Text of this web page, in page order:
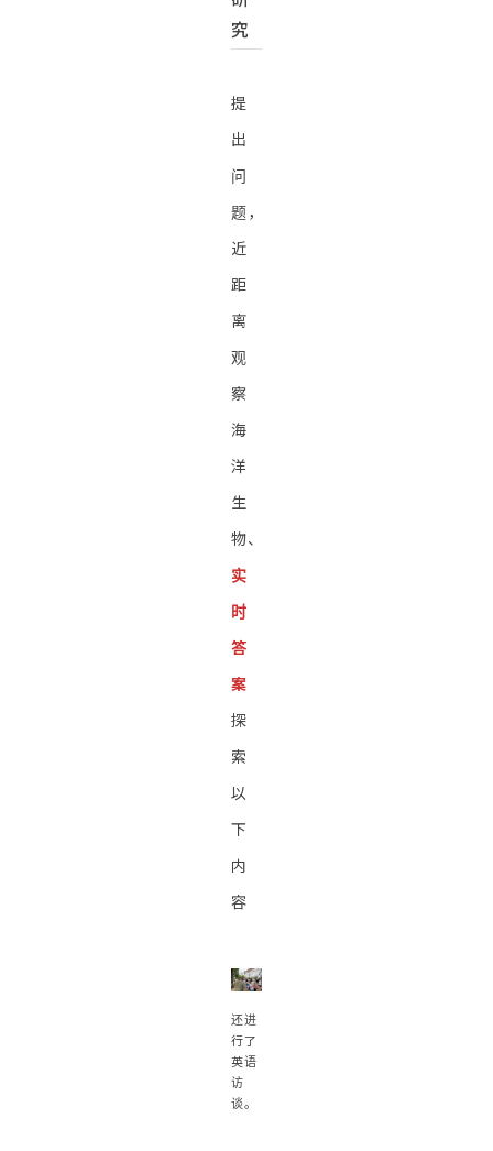
究
提
出
问
题，
近
距
离
观
察
海
洋
生
物、
实
时
答
案
探
索
以
下
内
容
还进
行了
英语
访
谈。